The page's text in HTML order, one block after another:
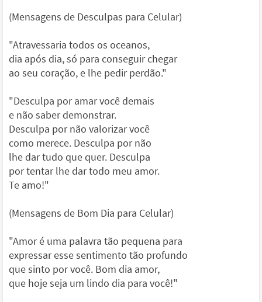
(Mensagens de Desculpas para Celular)
"Atravessaria todos os oceanos,
dia após dia, só para conseguir chegar
ao seu coração, e lhe pedir perdão."
"Desculpa por amar você demais
e não saber demonstrar.
Desculpa por não valorizar você
como merece. Desculpa por não
lhe dar tudo que quer. Desculpa
por tentar lhe dar todo meu amor.
Te amo!"
(Mensagens de Bom Dia para Celular)
"Amor é uma palavra tão pequena para
expressar esse sentimento tão profundo
que sinto por você. Bom dia amor,
que hoje seja um lindo dia para você!"